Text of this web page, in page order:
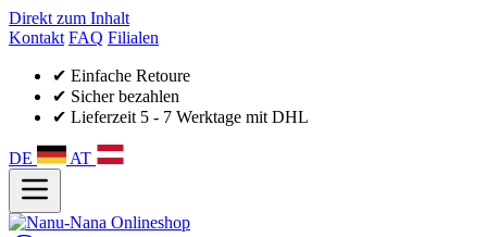
Direkt zum Inhalt
Kontakt FAQ Filialen
✔ Einfache Retoure
✔ Sicher bezahlen
✔ Lieferzeit 5 - 7 Werktage mit DHL
DE AT